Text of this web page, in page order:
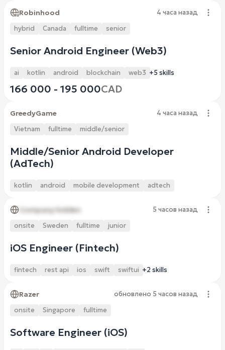
Robinhood
hybrid Canada fulltime senior
4 часа назад
Senior Android Engineer (Web3)
ai kotlin android blockchain web3 +5 skills
166 000 - 195 000CAD
GreedyGame
Vietnam fulltime middle/senior
4 часа назад
Middle/Senior Android Developer
(AdTech)
kotlin android mobile development adtech
Company hidden
onsite Sweden fulltime junior
5 часов назад
iOS Engineer (Fintech)
fintech rest api ios swift swiftui +2 skills
Razer
onsite Singapore fulltime
обновлено 5 часов назад
Software Engineer (iOS)